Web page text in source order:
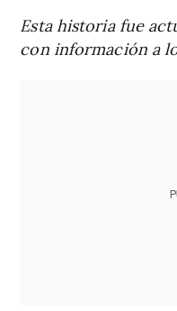
Esta historia fue
con información a